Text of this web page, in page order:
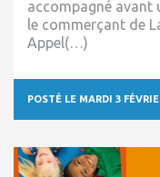
accompagné avant
le commerçant de
Appel(…)
POSTÉ LE MARDI 3